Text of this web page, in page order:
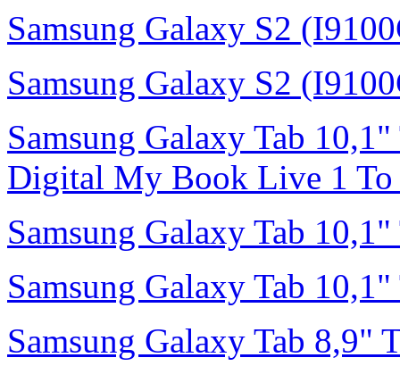
Samsung Galaxy S2
Samsung Galaxy S2
Samsung Galaxy Tab
Digital My Book Live 1 To
Samsung Galaxy Tab
Samsung Galaxy Tab
Samsung Galaxy Tab 8,9"